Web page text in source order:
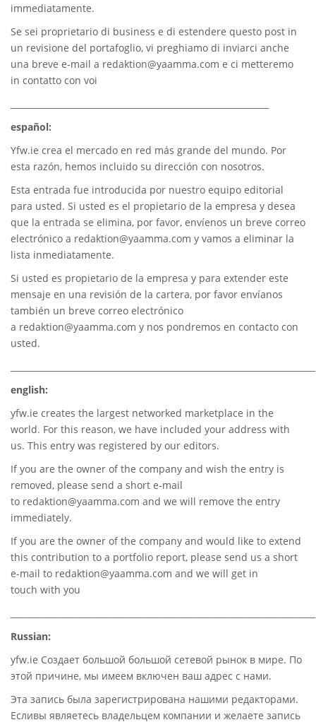
immediatamente.
Se sei proprietario di business e di estendere questo post in
un revisione del portafoglio, vi preghiamo di inviarci anche
una breve e-mail a redaktion@yaamma.com e ci metteremo
in contatto con voi
español:
Yfw.ie crea el mercado en red más grande del mundo. Por
esta razón, hemos incluido su dirección con nosotros.
Esta entrada fue introducida por nuestro equipo editorial
para usted. Si usted es el propietario de la empresa y desea
que la entrada se elimina, por favor, envíenos un breve correo
electrónico a redaktion@yaamma.com y vamos a eliminar la
lista inmediatamente.
Si usted es propietario de la empresa y para extender este
mensaje en una revisión de la cartera, por favor envíanos
también un breve correo electrónico
a redaktion@yaamma.com y nos pondremos en contacto con
usted.
english:
yfw.ie creates the largest networked marketplace in the
world. For this reason, we have included your address with
us. This entry was registered by our editors.
If you are the owner of the company and wish the entry is
removed, please send a short e-mail
to redaktion@yaamma.com and we will remove the entry
immediately.
If you are the owner of the company and would like to extend
this contribution to a portfolio report, please send us a short
e-mail to redaktion@yaamma.com and we will get in
touch with you
Russian:
yfw.ie Создает большой большой сетевой рынок в мире. По
этой причине, мы имеем включен ваш адрес с нами.
Эта запись была зарегистрирована нашими редакторами.
Есливы являетесь владельцем компании и желаете запись